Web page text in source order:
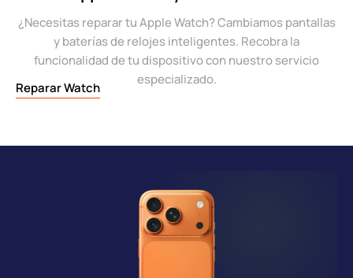
¿Necesitas reparar tu Apple Watch? Cambiamos pantallas
y baterías de relojes inteligentes. Recobra la
funcionalidad de tu dispositivo con nuestro servicio
especializado.
Reparar Watch